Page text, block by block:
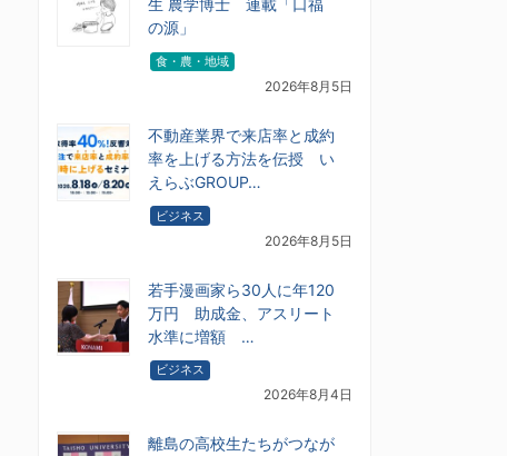
生 農学博士 連載「口福
の源」
食・農・地域
2026年8月5日
不動産業界で来店率と成約
率を上げる方法を伝授 い
えらぶGROUP…
ビジネス
2026年8月5日
若手漫画家ら30人に年120
万円 助成金、アスリート
水準に増額 …
ビジネス
2026年8月4日
離島の高校生たちがつなが